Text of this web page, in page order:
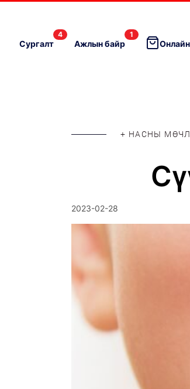
Сургалт
4
Ажлын байр
1
+ НАСНЫ
2023-02-28